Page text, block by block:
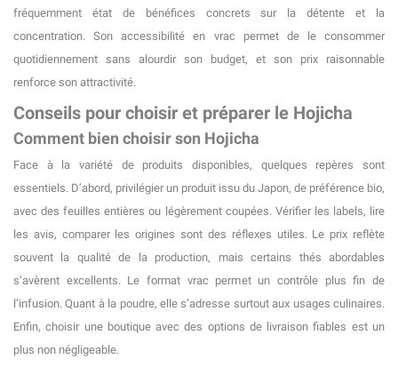
fréquemment état de bénéfices concrets sur la détente et la
concentration. Son accessibilité en vrac permet de le consommer
quotidiennement sans alourdir son budget, et son prix raisonnable
renforce son attractivité.
Conseils pour choisir et préparer le Hojicha
Comment bien choisir son Hojicha
Face à la variété de produits disponibles, quelques repères sont
essentiels. D’abord, privilégier un produit issu du Japon, de préférence bio,
avec des feuilles entières ou légèrement coupées. Vérifier les labels, lire
les avis, comparer les origines sont des réflexes utiles. Le prix reflète
souvent la qualité de la production, mais certains thés abordables
s’avèrent excellents. Le format vrac permet un contrôle plus fin de
l’infusion. Quant à la poudre, elle s’adresse surtout aux usages culinaires.
Enfin, choisir une boutique avec des options de livraison fiables est un
plus non négligeable.